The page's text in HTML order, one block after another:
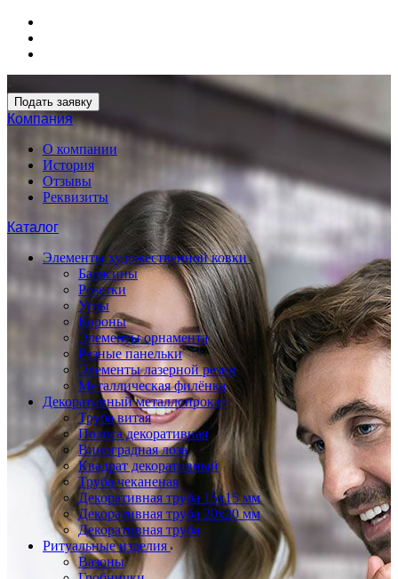
Подать заявку
Компания
О компании
История
Отзывы
Реквизиты
Каталог
Элементы художественной ковки
Балясины
Розетки
Углы
Короны
Элементы орнамента
Резные панельки
Элементы лазерной резки
Металлическая филёнка
Декоративный металлопрокат
Труба витая
Полоса декоративная
Виноградная лоза
Квадрат декоративный
Труба чеканеная
Декоративная труба 15х15 мм
Декоративная труба 20х20 мм
Декоративная труба
Ритуальные изделия
Вазоны